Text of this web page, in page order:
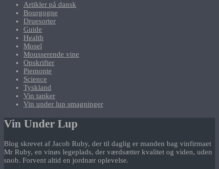
Artikler på dansk
Bourgogne
Druesorter
Guide
Health
Mosel
Mousserende vine
Opskrifter
Piemonte
Science
Tyskland
Vin tanker
Vin under lup smagninger
Vin Under Lup
Blog skrevet af Jacob Ruby, der til daglig er manden bag vinfirmaet
Mr Ruby, en vinøs legeplads, der værdsætter kvalitet og viden, uden
snob. Forvent altid en jordnær oplevelse.